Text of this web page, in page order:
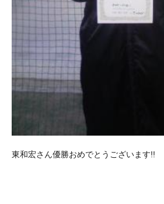
東和宏さん優勝おめでとうございます!!